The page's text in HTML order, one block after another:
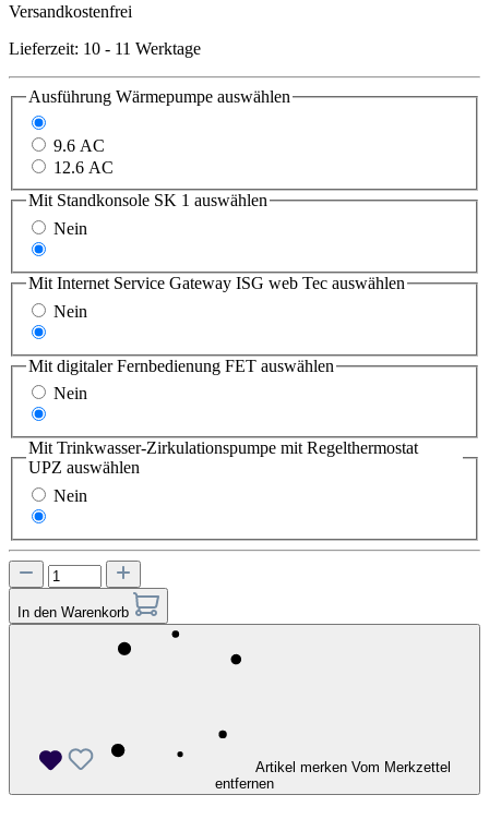
Versandkostenfrei
Lieferzeit: 10 - 11 Werktage
Ausführung Wärmepumpe auswählen
9.6 AC
12.6 AC
Mit Standkonsole SK 1 auswählen
Nein
Mit Internet Service Gateway ISG web Tec auswählen
Nein
Mit digitaler Fernbedienung FET auswählen
Nein
Mit Trinkwasser-Zirkulationspumpe mit Regelthermostat
UPZ auswählen
Nein
In den Warenkorb
Artikel merken Vom Merkzettel
entfernen